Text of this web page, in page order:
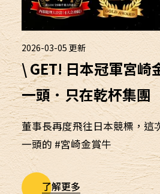
2026-03-05 更新
\ GET! 日本冠軍宮崎
一頭．只在乾杯集團
董事長再度飛往日本競標，這
一頭的 #宮崎金賞牛
了解更多